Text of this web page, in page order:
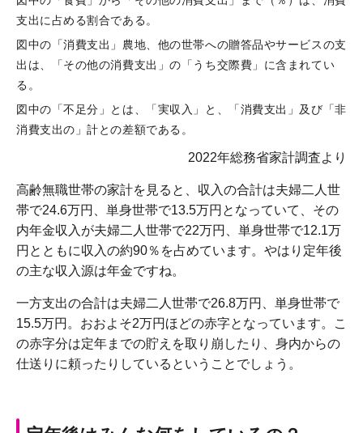
支出に占める割合である。
図中の「消費支出」農地、他の世帯への贈答品やサービスの支
出は、「その他の消費支出」の「うち交際費」に含まれてい
る。
図中の「不足分」とは、「実収入」と、「消費支出」及び「非
消費支出の」計との差額である。
2022年総務省家計調査より
高齢無職世帯の家計を見ると、収入の合計は夫婦二人世
帯で24.6万円、単身世帯で13.5万円となっていて、その
内年金収入が夫婦二人世帯で22万円、単身世帯で12.1万
円とともに収入の約90％を占めています。やはり定年後
の主な収入源は年金ですね。
一方支出の合計は夫婦二人世帯で26.8万円、単身世帯で
15.5万円。おおよそ2万円ほどの赤字となっています。こ
の赤字分は定年までの貯えを取り崩したり、身内からの
仕送りに頼ったりしているということでしょう。